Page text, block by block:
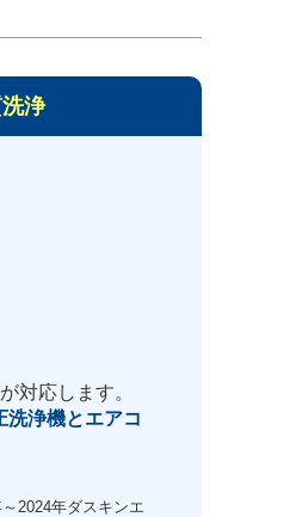
浄
対応します。
洗浄機とエアコ
2024年ダスキンエ